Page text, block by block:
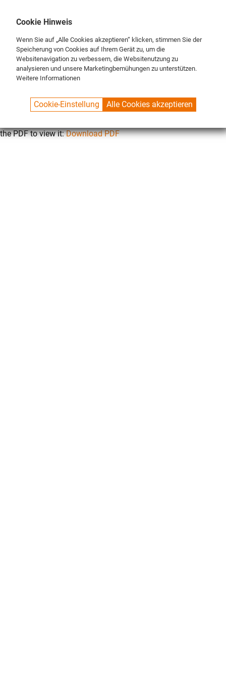
SPUELBOY.DE CONTACT AGB
the PDF to view it:Download PDF
Cookie Hinweis
Wenn Sie auf „Alle Cookies akzeptieren“ klicken, stimmen Sie der
Speicherung von Cookies auf Ihrem Gerät zu, um die
Websitenavigation zu verbessern, die Websitenutzung zu
analysieren und unsere Marketingbemühungen zu unterstützen.
Weitere Informationen
Cookie-Einstellung Alle Cookies akzeptieren